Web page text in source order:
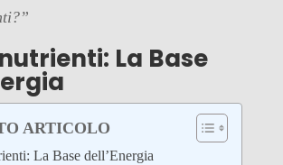
La Base
ARTICOLO
La Base dell’Energia